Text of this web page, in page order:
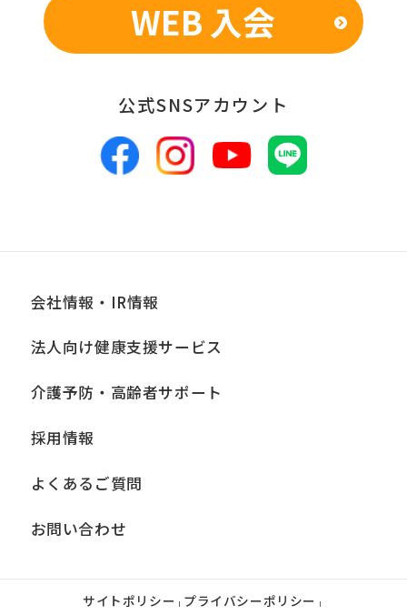
WEB 入会
公式SNSアカウント
会社情報・IR情報
法人向け健康支援サービス
介護予防・高齢者サポート
採用情報
よくあるご質問
お問い合わせ
サイトポリシー | プライバシーポリシー |